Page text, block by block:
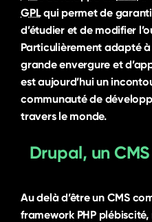
GPLqui permet de
d’étudier et de modifier
Particulièrement adapté
grande envergure et
est aujourd’hui un
communauté de
travers le monde.
Drupal, unCMS
Au delà d’être un CMS
framework PHPplébiscité,